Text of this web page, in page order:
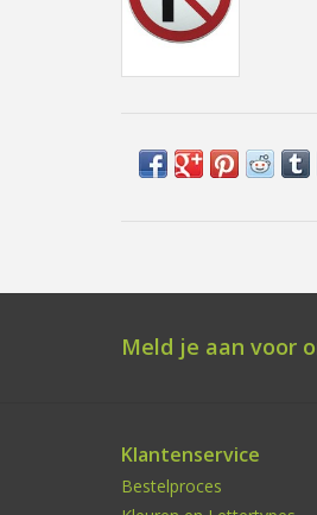
Meld je aan voor
Klantenservice
Bestelproces